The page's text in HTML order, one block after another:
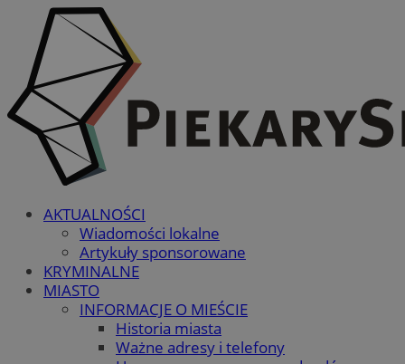
AKTUALNOŚCI
Wiadomości lokalne
Artykuły sponsorowane
KRYMINALNE
MIASTO
INFORMACJE O MIEŚCIE
Historia miasta
Ważne adresy i telefony